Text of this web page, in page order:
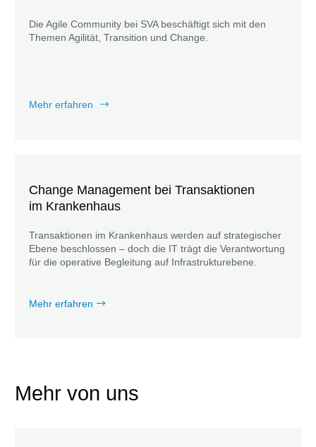
Die Agile Community bei SVA beschäftigt sich mit den
Themen Agilität, Transition und Change.
Mehr erfahren
Change Management bei Transaktionen
im Krankenhaus
Transaktionen im Krankenhaus werden auf strategischer
Ebene beschlossen – doch die IT trägt die Verantwortung
für die operative Begleitung auf Infrastrukturebene.
Mehr erfahren
Mehr von uns